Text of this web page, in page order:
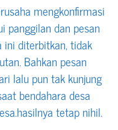
mengkonfirmasi
panggilan dan pesan
ini diterbitkan, tidak
Bahkan pesan
lalu pun tak kunjung
bendahara desa
tetap nihil.